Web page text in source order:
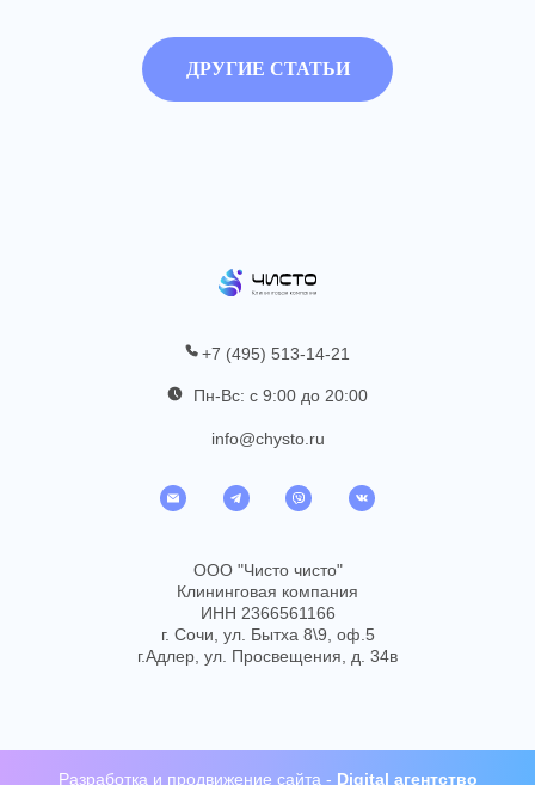
ДРУГИЕ СТАТЬИ
+7 (495) 513-14-21
Пн-Вс: с 9:00 до 20:00
info@chysto.ru
ООО "Чисто чисто"
Клининговая компания
ИНН 2366561166
г. Сочи, ул. Бытха 8\9, оф.5
г.Адлер, ул. Просвещения, д. 34в
Разработка и продвижение сайта - Digital агентство